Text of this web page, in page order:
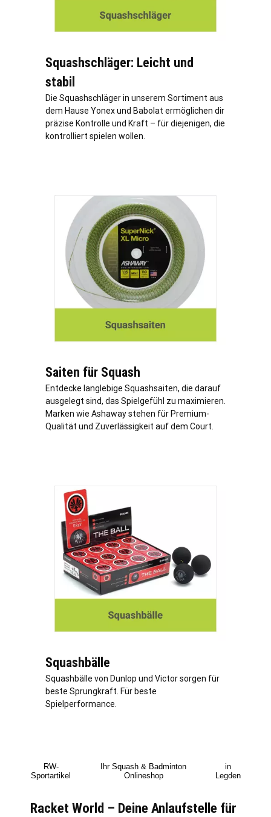
Squashschläger: Leicht und
stabil
Die Squashschläger in unserem Sortiment aus
dem Hause Yonex und Babolat ermöglichen dir
präzise Kontrolle und Kraft – für diejenigen, die
kontrolliert spielen wollen.
Saiten für Squash
Entdecke langlebige Squashsaiten, die darauf
ausgelegt sind, das Spielgefühl zu maximieren.
Marken wie Ashaway stehen für Premium-
Qualität und Zuverlässigkeit auf dem Court.
Squashbälle
Squashbälle von Dunlop und Victor sorgen für
beste Sprungkraft. Für beste
Spielperformance.
RW-
Sportartikel
Ihr Squash & Badminton
Onlineshop
in
Legden
Racket World – Deine Anlaufstelle für